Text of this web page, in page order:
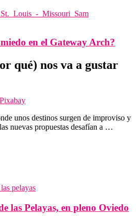
en el Gateway Arch?
qué) nos va a gustar
unos destinos surgen de improviso y
nuevas propuestas desafían a …
las Pelayas, en pleno Oviedo